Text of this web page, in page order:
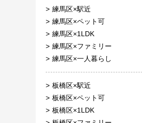
練馬区×駅近
練馬区×ペット可
練馬区×1LDK
練馬区×ファミリー
練馬区×一人暮らし
板橋区×駅近
板橋区×ペット可
板橋区×1LDK